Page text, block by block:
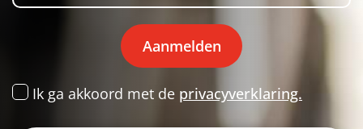
Aanmelden
Ik ga akkoord met de privacyverklaring.